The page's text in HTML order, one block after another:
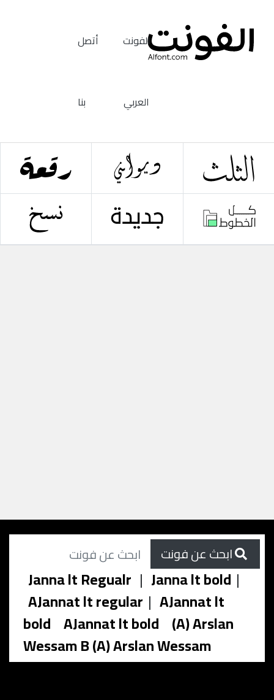
الفونت
العربي
أتصل
بنا
Janna lt Regualr | Janna lt bold |
AJannat lt regular | AJannat lt
bold AJannat lt bold (A) Arslan
Wessam B (A) Arslan Wessam